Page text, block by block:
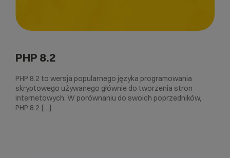
PHP 8.2
PHP 8.2 to wersja popularnego języka programowania
skryptowego używanego głównie do tworzenia stron
internetowych. W porównaniu do swoich poprzedników,
PHP 8.2 […]